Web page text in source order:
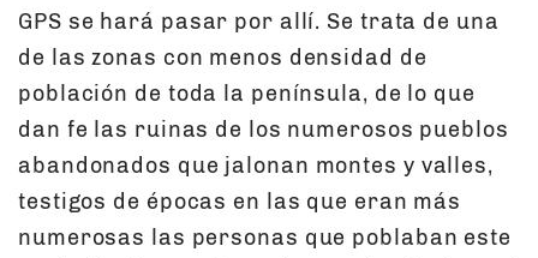
GPS se hará pasar por allí. Se trata de una
de las zonas con menos densidad de
población de toda la península, de lo que
dan fe las ruinas de los numerosos pueblos
abandonados que jalonan montes y valles,
testigos de épocas en las que eran más
numerosas las personas que poblaban este